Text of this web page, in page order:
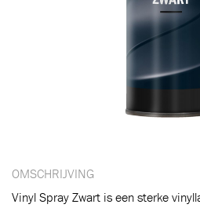
OMSCHRIJVING
Vinyl Spray Zwart is een sterke